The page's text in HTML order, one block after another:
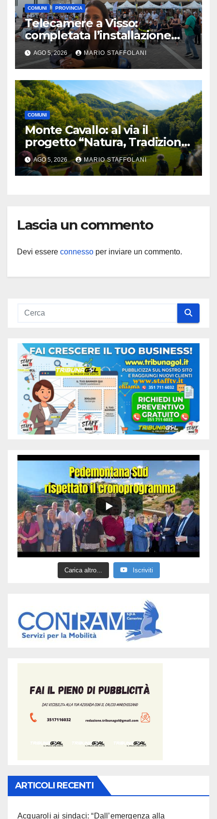
COMUNI PROVINCIA
Telecamere a Visso:
completata l’installazione
della nuova rete di
videosorveglianza
AGO 5, 2026 MARIO STAFFOLANI
COMUNI
Monte Cavallo: al via il
progetto “Natura, Tradizione
e Rinascita”
AGO 5, 2026 MARIO STAFFOLANI
Lascia un commento
Devi essere connesso per inviare un commento.
Carica altro... Iscriviti
ARTICOLI RECENTI
Acquaroli ai sindaci: “Dall’emergenza alla